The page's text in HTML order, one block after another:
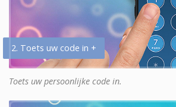
2. Toets uw code in +
Toets uw persoonlijke code in.